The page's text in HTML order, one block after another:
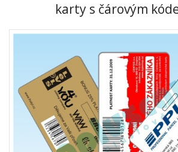
karty s čárovým